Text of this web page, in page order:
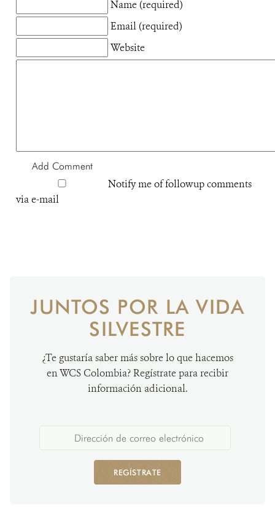
Name (required)
Email (required)
Website
Notify me of followup comments
via e-mail
JUNTOS POR LA VIDA
SILVESTRE
¿Te gustaría saber más sobre lo que hacemos
en WCS Colombia? Regístrate para recibir
información adicional.
REGÍSTRATE